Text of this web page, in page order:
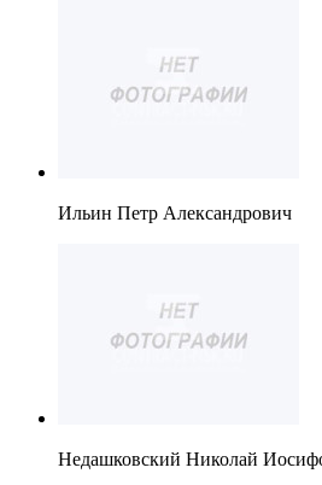
Ильин Петр Александрович
Недашковский Николай